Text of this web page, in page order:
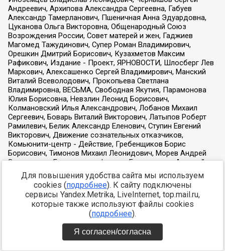
Для повышения удобства сайта мы используем
cookies (подробнее). К сайту подключены
сервисы Yandex.Metrika, LiveInternet, top.mail.ru,
которые также используют файлы cookies
(подробнее).
Я согласен/согласна